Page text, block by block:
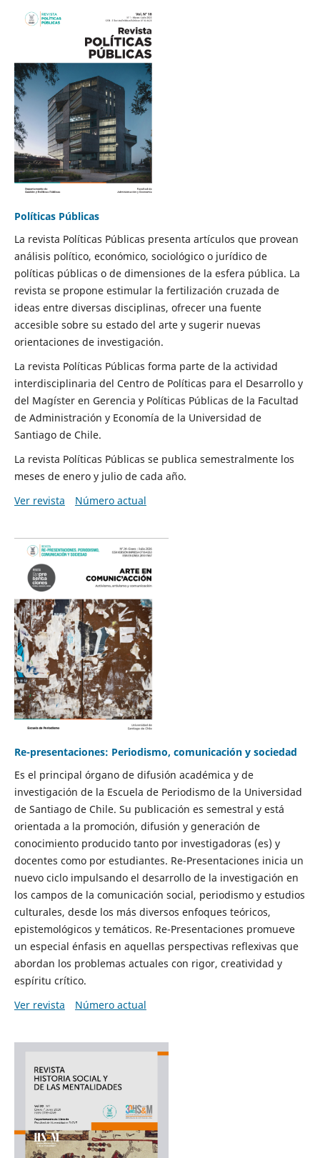
Políticas Públicas
La revista Políticas Públicas presenta artículos que provean
análisis político, económico, sociológico o jurídico de
políticas públicas o de dimensiones de la esfera pública. La
revista se propone estimular la fertilización cruzada de
ideas entre diversas disciplinas, ofrecer una fuente
accesible sobre su estado del arte y sugerir nuevas
orientaciones de investigación.
La revista Políticas Públicas forma parte de la actividad
interdisciplinaria del Centro de Políticas para el Desarrollo y
del Magíster en Gerencia y Políticas Públicas de la Facultad
de Administración y Economía de la Universidad de
Santiago de Chile.
La revista Políticas Públicas se publica semestralmente los
meses de enero y julio de cada año.
Ver revista
Número actual
Re-presentaciones: Periodismo, comunicación y sociedad
Es el principal órgano de difusión académica y de
investigación de la Escuela de Periodismo de la Universidad
de Santiago de Chile. Su publicación es semestral y está
orientada a la promoción, difusión y generación de
conocimiento producido tanto por investigadoras (es) y
docentes como por estudiantes. Re-Presentaciones inicia un
nuevo ciclo impulsando el desarrollo de la investigación en
los campos de la comunicación social, periodismo y estudios
culturales, desde los más diversos enfoques teóricos,
epistemológicos y temáticos. Re-Presentaciones promueve
un especial énfasis en aquellas perspectivas reflexivas que
abordan los problemas actuales con rigor, creatividad y
espíritu crítico.
Ver revista
Número actual